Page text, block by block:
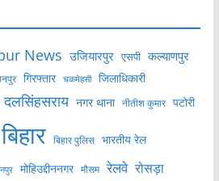
News उजियारपुर एसपी कल्याणपुर
गिरफ्तार चकमेहसी जिलाधिकारी
दलसिंहसराय नगर थाना नीतीश कुमार पटोरी
बिहार बिहार पुलिस भारतीय रेल
मोहिउद्दीननगर मौसम रेलवे रोसड़ा